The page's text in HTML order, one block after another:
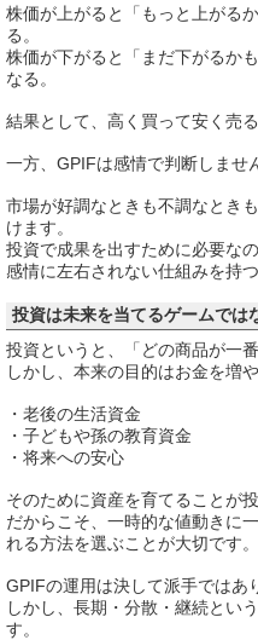
株価が上がると「もっと上がる
る。
株価が下がると「まだ下がるか
なる。
結果として、高く買って安く売
一方、GPIFは感情で判断しませ
市場が好調なときも不調なとき
けます。
投資で成果を出すために必要な
感情に左右されない仕組みを持つ
投資は未来を当てるゲームでは
投資というと、「どの商品が一
しかし、本来の目的はお金を増
・老後の生活資金
・子どもや孫の教育資金
・将来への安心
そのために資産を育てることが
だからこそ、一時的な値動きに
れる方法を選ぶことが大切です。
GPIFの運用は決して派手ではあ
しかし、長期・分散・継続とい
す。